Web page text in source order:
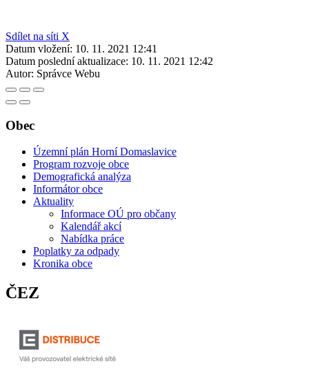
Sdílet na síti X
Datum vložení: 10. 11. 2021 12:41
Datum poslední aktualizace: 10. 11. 2021 12:42
Autor: Správce Webu
Obec
Územní plán Horní Domaslavice
Program rozvoje obce
Demografická analýza
Informátor obce
Aktuality
Informace OÚ pro občany
Kalendář akcí
Nabídka práce
Poplatky za odpady
Kronika obce
ČEZ